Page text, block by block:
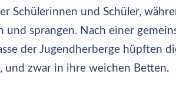
Schülerinnen und Schüler,
und sprangen. Nach einer
der Jugendherberge hüpften
und zwar in ihre weichen Betten.